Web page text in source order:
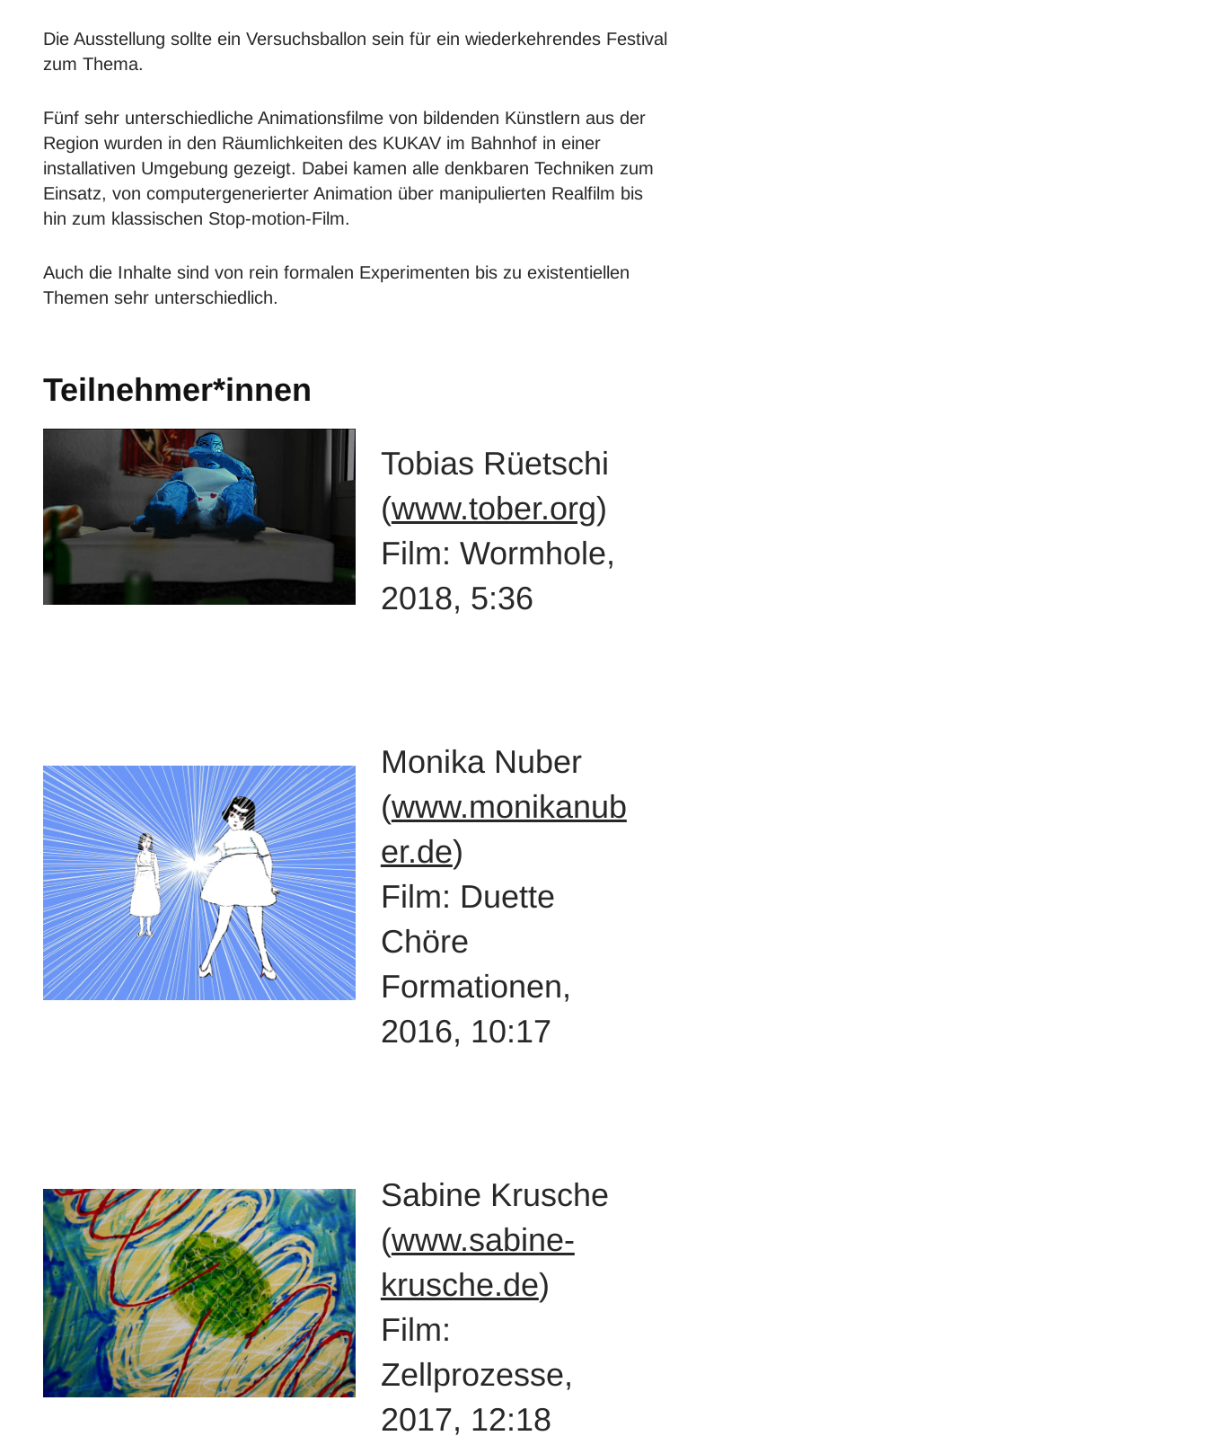
Die Ausstellung sollte ein Versuchsballon sein für ein wiederkehrendes Festival
zum Thema.
Fünf sehr unterschiedliche Animationsfilme von bildenden Künstlern aus der
Region wurden in den Räumlichkeiten des KUKAV im Bahnhof in einer
installativen Umgebung gezeigt. Dabei kamen alle denkbaren Techniken zum
Einsatz, von computergenerierter Animation über manipulierten Realfilm bis
hin zum klassischen Stop-motion-Film.
Auch die Inhalte sind von rein formalen Experimenten bis zu existentiellen
Themen sehr unterschiedlich.
Teilnehmer*innen
Tobias Rüetschi
(www.tober.org)
Film: Wormhole,
2018, 5:36
Monika Nuber
(www.monikanub
er.de)
Film: Duette
Chöre
Formationen,
2016, 10:17
Sabine Krusche
(www.sabine-
krusche.de)
Film:
Zellprozesse,
2017, 12:18